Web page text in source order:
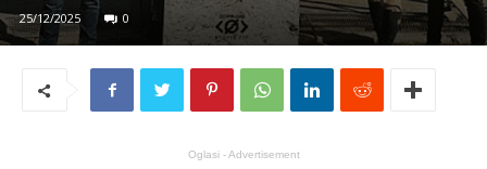
25/12/2025 0
Oglasi - Advertisement